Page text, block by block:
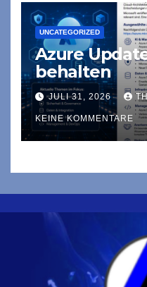
UNCATEGORIZED
Azure
behalten
JULI 31, 2026
KEINE KOMMENTARE